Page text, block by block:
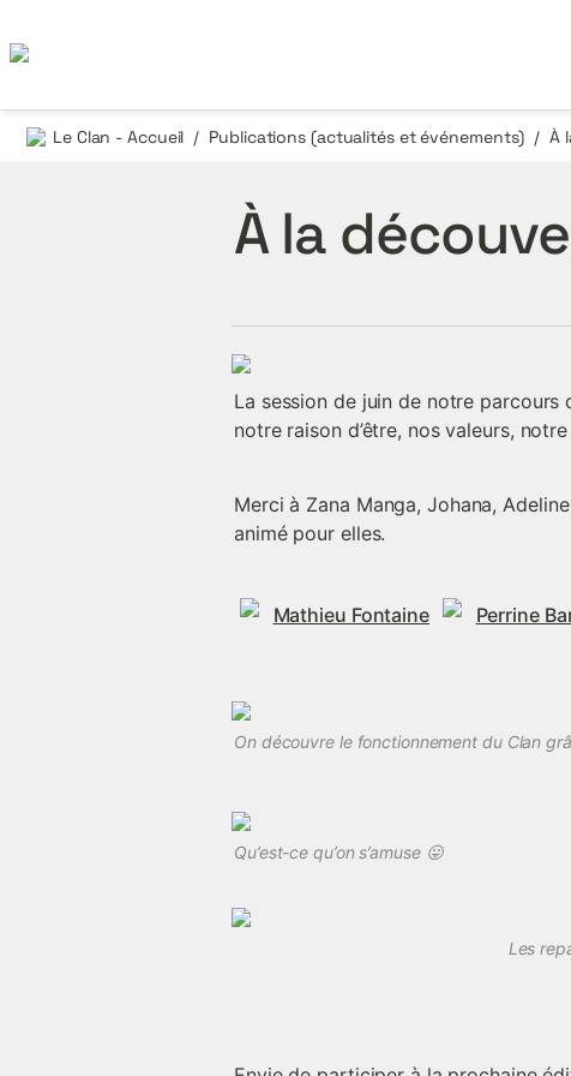
Le Clan - Accueil / Publications (actualités et événements) / À
À la
La session de juin de notre parcours
notre raison d’être, nos valeurs,
Merci à Zana Manga, Johana,
animé pour elles.
Mathieu Fontaine Perrine
On découvre le fonctionnement du Clan
Qu’est-ce qu’on s’amuse 😛
Les